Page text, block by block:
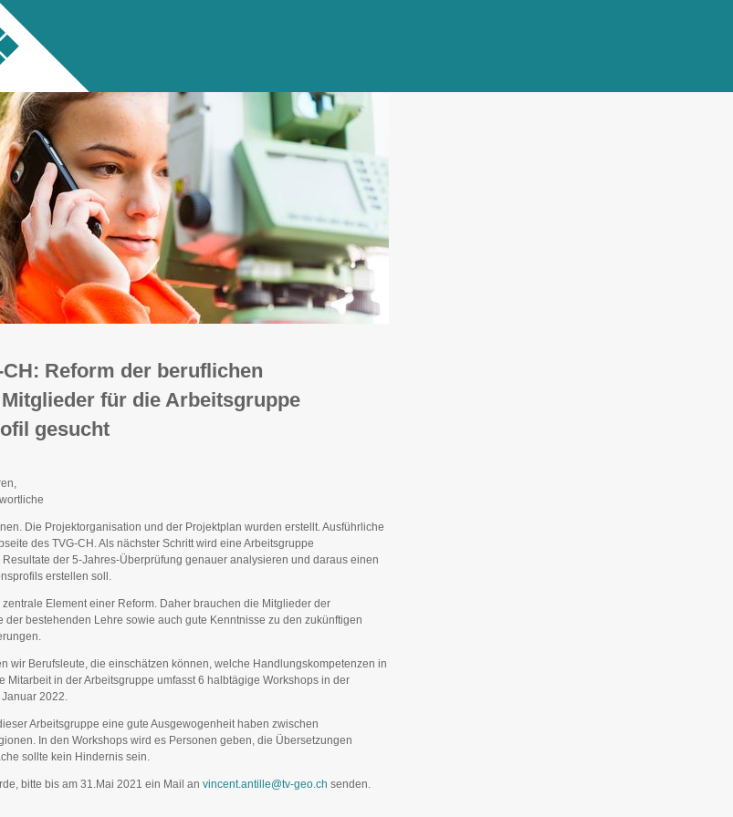
Reform der beruflichen
für die Arbeitsgruppe
gesucht
Die Projektorganisation und der Projektplan wurden erstellt. Ausführliche
des TVG-CH. Als nächster Schritt wird eine Arbeitsgruppe
der 5-Jahres-Überprüfung genauer analysieren und daraus einen
erstellen soll.
Element einer Reform. Daher brauchen die Mitglieder der
der bestehenden Lehre sowie auch gute Kenntnisse zu den zukünftigen
wir Berufsleute, die einschätzen können, welche Handlungskompetenzen in
Mitarbeit in der Arbeitsgruppe umfasst 6 halbtägige Workshops in der
2022.
Arbeitsgruppe eine gute Ausgewogenheit haben zwischen
In den Workshops wird es Personen geben, die Übersetzungen
sollte kein Hindernis sein.
bitte bis am 31.Mai 2021 ein Mail an vincent.antille@tv-geo.ch senden.